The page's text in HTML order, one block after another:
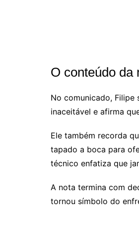
O conteúdo da
No comunicado, Filipe
inaceitável e afirma
Ele também recorda
tapado a boca para
técnico enfatiza que
A nota termina com
tornou símbolo do